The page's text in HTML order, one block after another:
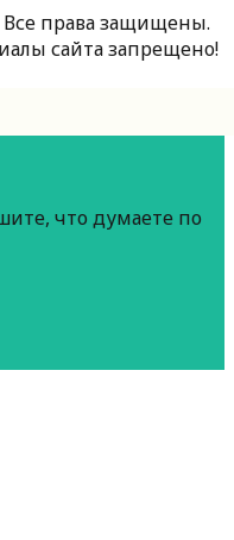
Все права защищены.
сайта запрещено!
что думаете по